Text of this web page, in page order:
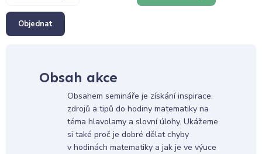
Objednat
Obsah akce
Obsahem semináře je získání inspirace,
zdrojů a tipů do hodiny matematiky na
téma hlavolamy a slovní úlohy. Ukážeme
si také proč je dobré dělat chyby
v hodinách matematiky a jak je ve výuce